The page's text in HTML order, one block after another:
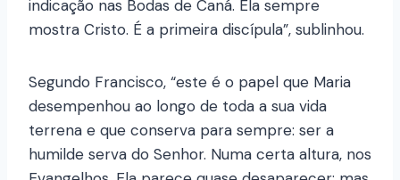
indicação nas Bodas de Caná. Ela sempre
mostra Cristo. É a primeira discípula”, sublinhou.
Segundo Francisco, “este é o papel que Maria
desempenhou ao longo de toda a sua vida
terrena e que conserva para sempre: ser a
humilde serva do Senhor. Numa certa altura, nos